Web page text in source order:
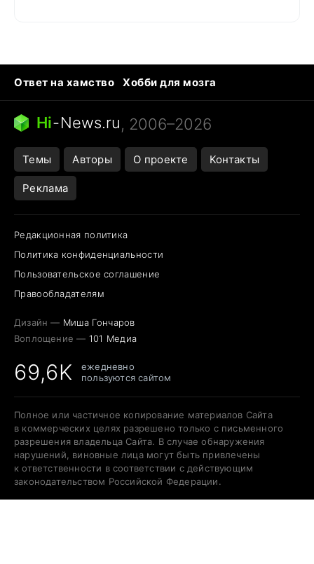
Ответ на хамство
Хобби для мозга
Бензин 100 и 95
Тунцы в океанариуме
Следующая пандемия
Hi-News.ru, 2006–2026
Темы Авторы О проекте Контакты
Реклама
Редакционная политика
Политика конфиденциальности
Пользовательское соглашение
Правообладателям
Дизайн — Миша Гончаров
Воплощение — 101 Медиа
69,6K
ежедневно
пользуются сайтом
Полное или частичное копирование материалов Сайта
в коммерческих целях разрешено только с письменного
разрешения владельца Сайта. В случае обнаружения
нарушений, виновные лица могут быть привлечены
к ответственности в соответствии с действующим
законодательством Российской Федерации.